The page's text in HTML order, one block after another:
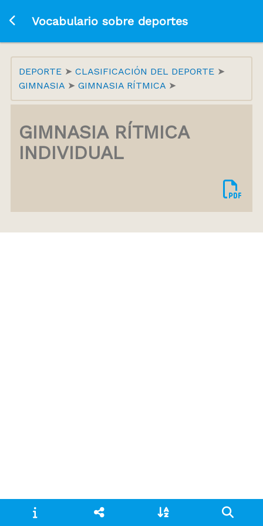
Ir a la página principal
Vocabulario sobre deportes
DEPORTE
CLASIFICACIÓN DEL DEPORTE
GIMNASIA
GIMNASIA RÍTMICA
GIMNASIA RÍTMICA
INDIVIDUAL